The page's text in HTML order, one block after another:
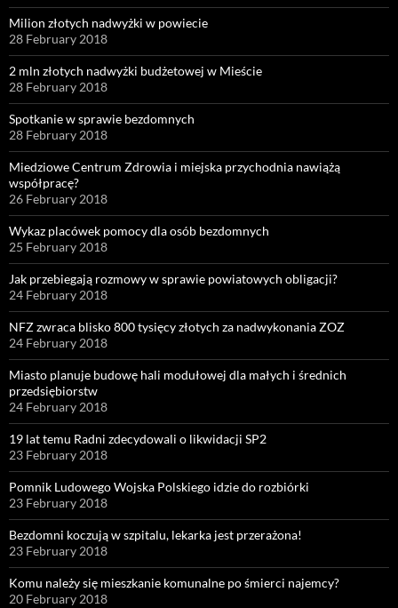
Milion złotych nadwyżki w powiecie
28 February 2018
2 mln złotych nadwyżki budżetowej w Mieście
28 February 2018
Spotkanie w sprawie bezdomnych
28 February 2018
Miedziowe Centrum Zdrowia i miejska przychodnia nawiążą
współpracę?
26 February 2018
Wykaz placówek pomocy dla osób bezdomnych
25 February 2018
Jak przebiegają rozmowy w sprawie powiatowych obligacji?
24 February 2018
NFZ zwraca blisko 800 tysięcy złotych za nadwykonania ZOZ
24 February 2018
Miasto planuje budowę hali modułowej dla małych i średnich
przedsiębiorstw
24 February 2018
19 lat temu Radni zdecydowali o likwidacji SP2
23 February 2018
Pomnik Ludowego Wojska Polskiego idzie do rozbiórki
23 February 2018
Bezdomni koczują w szpitalu, lekarka jest przerażona!
23 February 2018
Komu należy się mieszkanie komunalne po śmierci najemcy?
20 February 2018